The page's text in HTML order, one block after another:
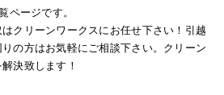
回収品目・料金
ページです。
クリーンワークスにお任せ下さい！引越
の方はお気軽にご相談下さい。クリーン
決致します！